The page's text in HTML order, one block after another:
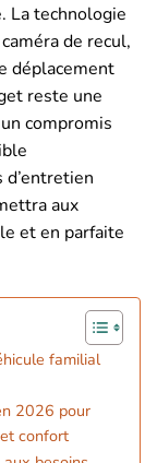
La technologie
de recul,
déplacement
reste une
compromis
aux
et en parfaite
familial
2026 pour
confort